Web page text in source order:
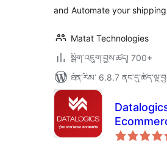
and Automate your shipping
Matat Technologies
སྒྲིག་འཇུག་བྱས་ཚད། 700+
ཐོན་རིམ་ 6.8.7
Delivery –